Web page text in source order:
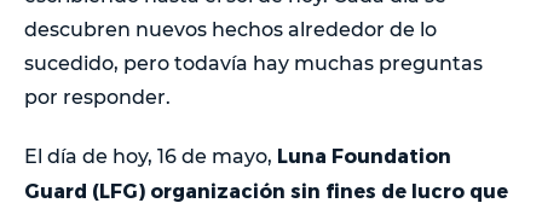
descubren nuevos hechos alrededor de lo
sucedido, pero todavía hay muchas preguntas
por responder.
El día de hoy, 16 de mayo, Luna Foundation
Guard (LFG) organización sin fines de lucro que